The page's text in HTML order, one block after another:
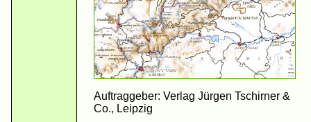
Auftraggeber: Verlag Jürgen Tschirner &
Co., Leipzig